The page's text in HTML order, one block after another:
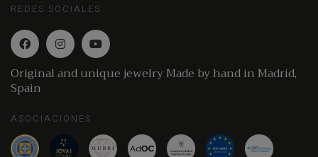
REDES SOCIALES
Original and unique jewelry Made by hand in Madrid,
Spain
ASOCIACIONES